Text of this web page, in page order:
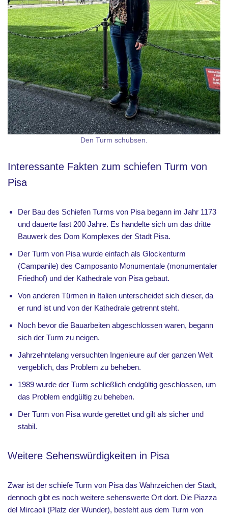
Den Turm schubsen.
Interessante Fakten zum schiefen Turm von
Pisa
Der Bau des Schiefen Turms von Pisa begann im Jahr 1173
und dauerte fast 200 Jahre. Es handelte sich um das dritte
Bauwerk des Dom Komplexes der Stadt Pisa.
Der Turm von Pisa wurde einfach als Glockenturm
(Campanile) des Camposanto Monumentale (monumentaler
Friedhof) und der Kathedrale von Pisa gebaut.
Von anderen Türmen in Italien unterscheidet sich dieser, da
er rund ist und von der Kathedrale getrennt steht.
Noch bevor die Bauarbeiten abgeschlossen waren, begann
sich der Turm zu neigen.
Jahrzehntelang versuchten Ingenieure auf der ganzen Welt
vergeblich, das Problem zu beheben.
1989 wurde der Turm schließlich endgültig geschlossen, um
das Problem endgültig zu beheben.
Der Turm von Pisa wurde gerettet und gilt als sicher und
stabil.
Weitere Sehenswürdigkeiten in Pisa
Zwar ist der schiefe Turm von Pisa das Wahrzeichen der Stadt,
dennoch gibt es noch weitere sehenswerte Ort dort. Die Piazza
del Mircaoli (Platz der Wunder), besteht aus dem Turm von